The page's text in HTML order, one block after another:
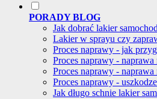
PORADY BLOG
Jak dobrać lakier
Lakier w sprayu czy
Proces naprawy - jak
Proces naprawy -
Proces naprawy -
Proces naprawy -
Jak długo schnie lakier